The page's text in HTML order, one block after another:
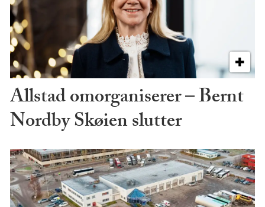
Allstad omorganiserer – Bernt
Nordby Skøien slutter